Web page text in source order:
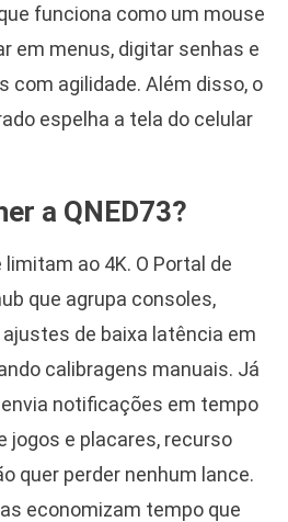
funciona como um mouse
em menus, digitar senhas e
com agilidade. Além disso, o
espelha a tela do celular
a QNED73?
ao 4K. O Portal de
que agrupa consoles,
de baixa latência em
calibragens manuais. Já
notificações em tempo
jogos e placares, recurso
quer perder nenhum lance.
economizam tempo que